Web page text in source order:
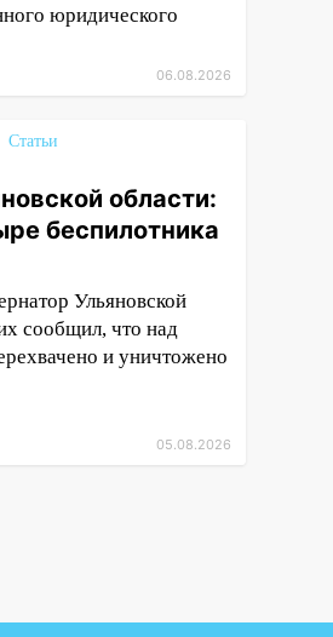
юридического
06.08.2026
Статьи
области:
беспилотника
Ульяновской
сообщил, что над
и уничтожено
05.08.2026